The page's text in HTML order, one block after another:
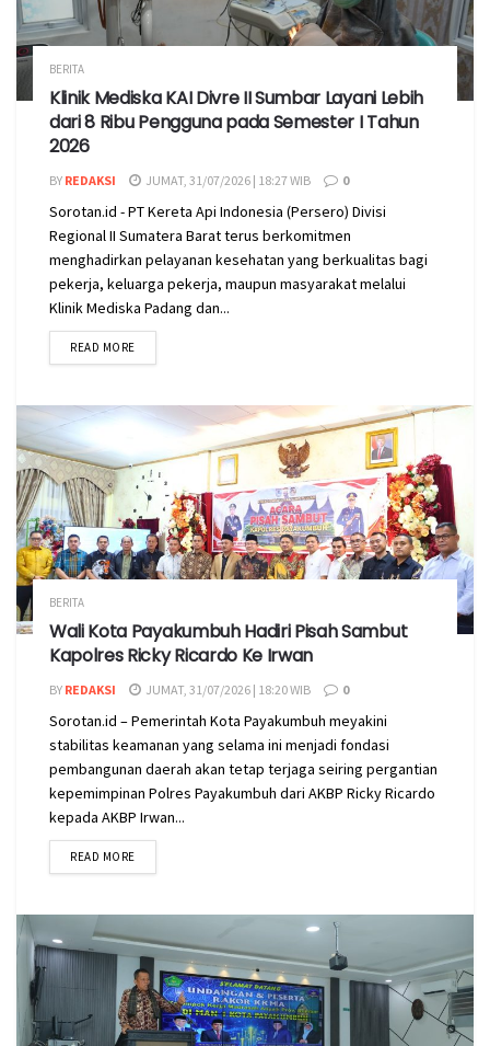
BERITA
Klinik Mediska KAI Divre II Sumbar Layani Lebih
dari 8 Ribu Pengguna pada Semester I Tahun
2026
BY REDAKSI JUMAT, 31/07/2026 | 18:27 WIB 0
Sorotan.id - PT Kereta Api Indonesia (Persero) Divisi
Regional II Sumatera Barat terus berkomitmen
menghadirkan pelayanan kesehatan yang berkualitas bagi
pekerja, keluarga pekerja, maupun masyarakat melalui
Klinik Mediska Padang dan...
READ MORE
BERITA
Wali Kota Payakumbuh Hadiri Pisah Sambut
Kapolres Ricky Ricardo Ke Irwan
BY REDAKSI JUMAT, 31/07/2026 | 18:20 WIB 0
Sorotan.id – Pemerintah Kota Payakumbuh meyakini
stabilitas keamanan yang selama ini menjadi fondasi
pembangunan daerah akan tetap terjaga seiring pergantian
kepemimpinan Polres Payakumbuh dari AKBP Ricky Ricardo
kepada AKBP Irwan...
READ MORE